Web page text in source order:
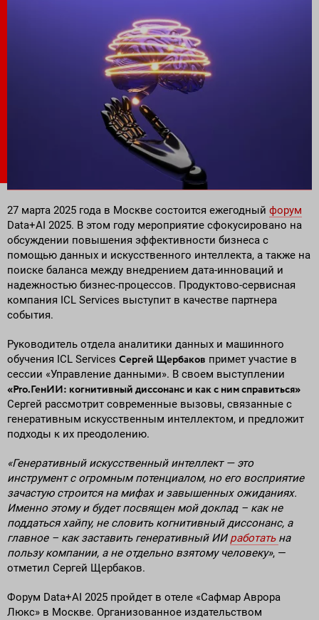
Поставка программного обеспечения и оборудования
27 марта 2025 года в Москве состоится ежегодный форум
Data+AI 2025. В этом году мероприятие сфокусировано на
обсуждении повышения эффективности бизнеса с
помощью данных и искусственного интеллекта, а также на
поиске баланса между внедрением дата-инноваций и
надежностью бизнес-процессов. Продуктово-сервисная
компания ICL Services выступит в качестве партнера
события.
Руководитель отдела аналитики данных и машинного
обучения ICL Services Сергей Щербаков примет участие в
сессии «Управление данными». В своем выступлении
«Pro.ГенИИ: когнитивный диссонанс и как с ним справиться»
Сергей рассмотрит современные вызовы, связанные с
генеративным искусственным интеллектом, и предложит
подходы к их преодолению.
«Генеративный искусственный интеллект — это
инструмент с огромным потенциалом, но его восприятие
зачастую строится на мифах и завышенных ожиданиях.
Именно этому и будет посвящен мой доклад – как не
поддаться хайпу, не словить когнитивный диссонанс, а
главное – как заставить генеративный ИИ работать на
пользу компании, а не отдельно взятому человеку», —
отметил Сергей Щербаков.
Форум Data+AI 2025 пройдет в отеле «Сафмар Аврора
Люкс» в Москве. Организованное издательством